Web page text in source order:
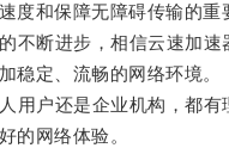
度和保障无障碍传输的重
断进步，相信云速加速
稳定、流畅的网络环境。
户还是企业机构，都有
的网络体验。